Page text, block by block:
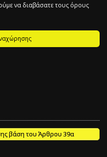
να διαβάσατε τους όρους
βάση του Άρθρου 39α